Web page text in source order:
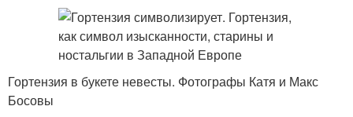
Гортензия в букете невесты. Фотографы Катя и Макс
Босовы